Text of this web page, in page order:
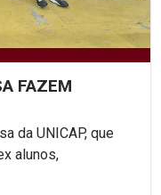
FAZEM
da UNICAP, que
alunos,